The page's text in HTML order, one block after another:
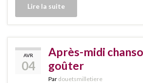
Lire la suite
AVR
04
Après-midi
goûter
Par douetsmilletiere